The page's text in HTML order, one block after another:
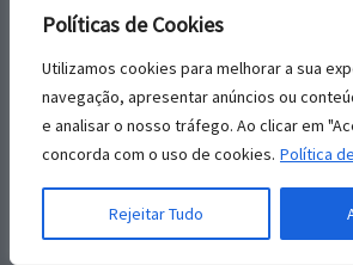
Políticas de Cookies
Utilizamos cookies para melhorar a sua
navegação, apresentar anúncios ou
e analisar o nosso tráfego. Ao clicar em
concorda com o uso de cookies. Política
Rejeitar Tudo
Nossos Serviços
Projetos de Máquina
Desenvolvimento de Produto